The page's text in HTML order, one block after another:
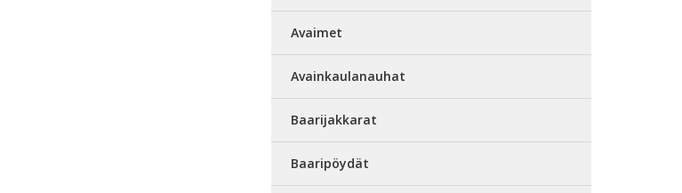
Avaimet
Avainkaulanauhat
Baarijakkarat
Baaripöydät